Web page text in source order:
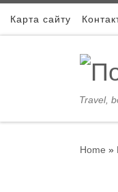
Skip to content
Карта сайту
Travel,
Home »